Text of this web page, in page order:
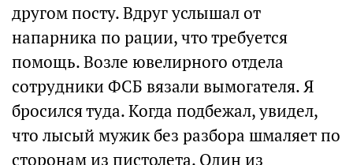
другом посту. Вдруг услышал от
напарника по рации, что требуется
помощь. Возле ювелирного отдела
сотрудники ФСБ вязали вымогателя. Я
бросился туда. Когда подбежал, увидел,
что лысый мужик без разбора шмаляет по
сторонам из пистолета. Один из